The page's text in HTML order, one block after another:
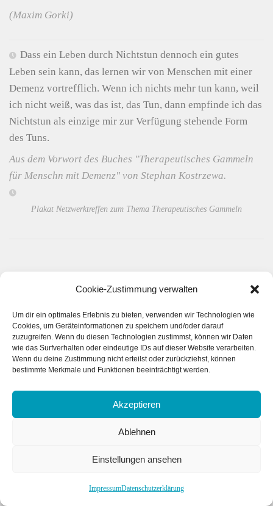
Cookie-Zustimmung verwalten
Um dir ein optimales Erlebnis zu bieten, verwenden wir Technologien wie
Cookies, um Geräteinformationen zu speichern und/oder darauf
zuzugreifen. Wenn du diesen Technologien zustimmst, können wir Daten
wie das Surfverhalten oder eindeutige IDs auf dieser Website verarbeiten.
Wenn du deine Zustimmung nicht erteilst oder zurückziehst, können
bestimmte Merkmale und Funktionen beeinträchtigt werden.
Akzeptieren
Ablehnen
Einstellungen ansehen
ImpressumDatenschutzerklärung
(Maxim Gorki)
Dass ein Leben durch Nichtstun dennoch ein gutes
Leben sein kann, das lernen wir von Menschen mit einer
Demenz vortrefflich. Wenn ich nichts mehr tun kann, weil
ich nicht weiß, was das ist, das Tun, dann empfinde ich das
Nichtstun als einzige mir zur Verfügung stehende Form
des Tuns.
Aus dem Vorwort des Buches "Therapeutisches Gammeln
für Menschn mit Demenz" von Stephan Kostrzewa.
Plakat Netzwerktreffen zum Thema Therapeutisches Gammeln
Zurück zur Termin-Seite...
Mitsingkonzert